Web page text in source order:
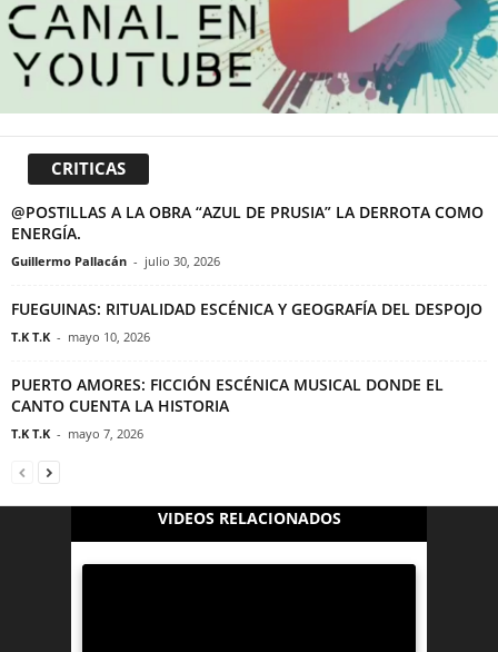
CRITICAS
@POSTILLAS A LA OBRA “AZUL DE PRUSIA” LA DERROTA COMO
ENERGÍA.
Guillermo Pallacán - julio 30, 2026
FUEGUINAS: RITUALIDAD ESCÉNICA Y GEOGRAFÍA DEL DESPOJO
T.K T.K - mayo 10, 2026
PUERTO AMORES: FICCIÓN ESCÉNICA MUSICAL DONDE EL
CANTO CUENTA LA HISTORIA
T.K T.K - mayo 7, 2026
VIDEOS RELACIONADOS